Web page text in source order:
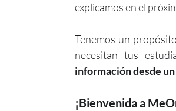
explicamos en el
Tenemos un
necesitan tus
información desde
¡Bienvenida a